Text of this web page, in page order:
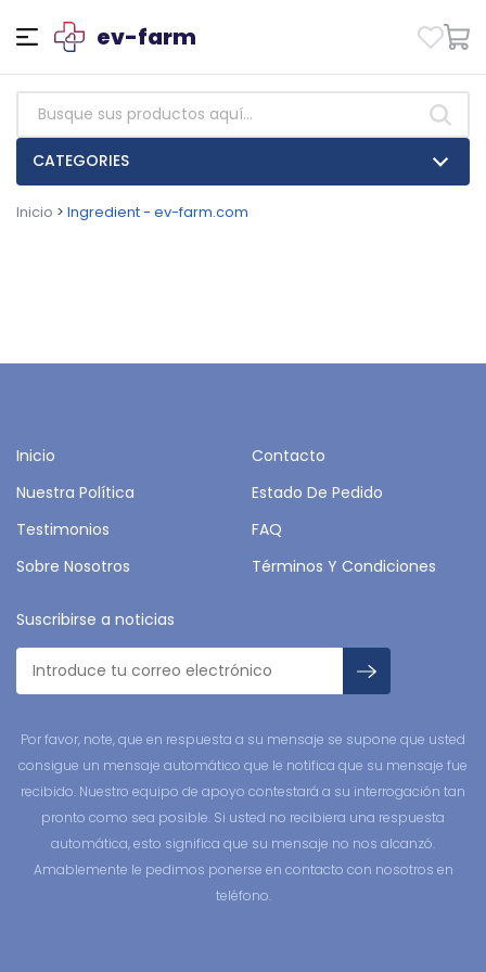
ev-farm
CATEGORIES
Inicio > Ingredient - ev-farm.com
Inicio
Contacto
Nuestra Política
Estado De Pedido
Testimonios
FAQ
Sobre Nosotros
Términos Y Condiciones
Suscribirse a noticias
Por favor, note, que en respuesta a su mensaje se supone que usted
consigue un mensaje automático que le notifica que su mensaje fue
recibido. Nuestro equipo de apoyo contestará a su interrogación tan
pronto como sea posible. Si usted no recibiera una respuesta
automática, esto significa que su mensaje no nos alcanzó.
Amablemente le pedimos ponerse en contacto con nosotros en
teléfono.